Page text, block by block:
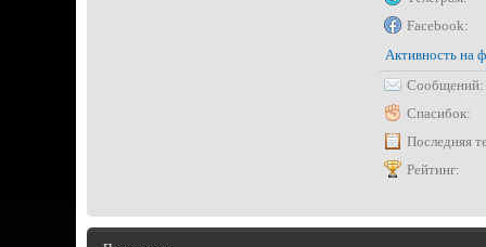
Facebook:
Активность на
Сообщений:
Спасибок:
Последняя
Рейтинг: